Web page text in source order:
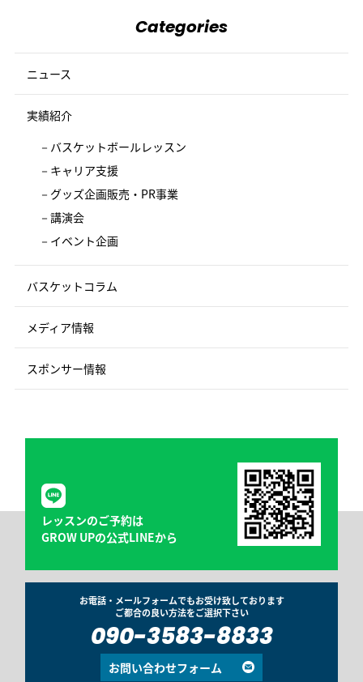
Categories
ニュース
実績紹介
バスケットボールレッスン
キャリア支援
グッズ企画販売・PR事業
講演会
イベント企画
バスケットコラム
メディア情報
スポンサー情報
レッスンのご予約は
GROW UPの公式LINEから
お電話・メールフォームでもお受け致しております
ご都合の良い方法をご選択下さい
090-3583-8833
お問い合わせフォーム